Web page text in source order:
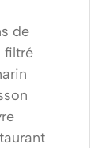
de
filtré